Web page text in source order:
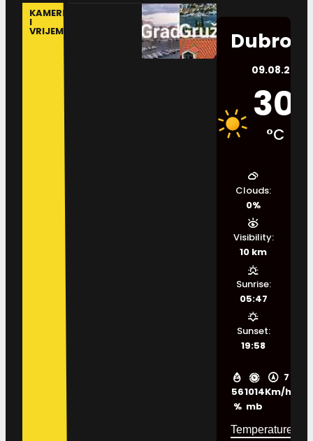
KAMERE
I
VRIJEME
09.08.2026.
30
°C
56
%
1014
mb
7
Km/h
Clouds:
0%
Visibility:
10 km
Sunrise:
05:47
Sunset:
19:58